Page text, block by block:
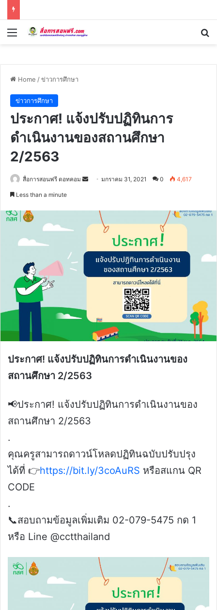
Menu
Home /ข่าวการศึกษา
ข่าวการศึกษา
ประกาศ! แจ้งปรับปฏิทินการ
ดำเนินงานของสถานศึกษา
2/2563
สื่อการสอนฟรี ดอทคอม
Sendมกราคม 31, 2021 0 4,617
Less than a minute
ประกาศ! แจ้งปรับปฏิทินการดำเนินงานของ
สถานศึกษา 2/2563
📢ประกาศ! แจ้งปรับปฏิทินการดำเนินงานของ
สถานศึกษา 2/2563
.
คุณครูสามารถดาวน์โหลดปฏิทินฉบับปรับปรุง
ได้ที่ 👉https://bit.ly/3coAuRS หรือสแกน QR
CODE
.
📞สอบถามข้อมูลเพิ่มเติม 02-079-5475 กด 1
หรือ Line @cctthailand